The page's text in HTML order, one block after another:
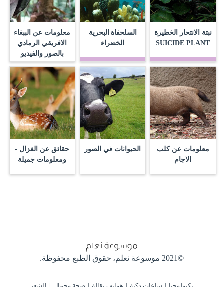
نبتة الانتحار الخطيرة
SUICIDE PLANT
السلحفاة البحرية
الخضراء
معلومات عن الببغاء
الافريقي الرمادي
بالصور والفيديو
معلومات عن كلب
الاجام
الحيوانات في الصور
حقائق عن الغزال -
ومعلومات جميلة
©2021 موسوعة نعلم، حقوق الطبع محفوظة.
تكنولوجيا ساعات ذكية هواتف نقالة صحة وجمال الشعر